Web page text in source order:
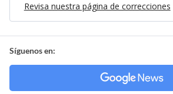
Revisa nuestra página de correcciones
Síguenos en: